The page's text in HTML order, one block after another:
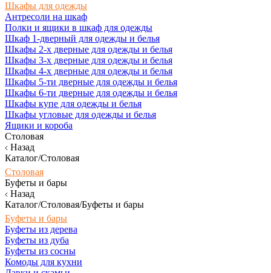
Шкафы для одежды
Антресоли на шкаф
Полки и ящики в шкаф для одежды
Шкаф 1-дверный для одежды и белья
Шкафы 2-х дверные для одежды и белья
Шкафы 3-х дверные для одежды и белья
Шкафы 4-х дверные для одежды и белья
Шкафы 5-ти дверные для одежды и белья
Шкафы 6-ти дверные для одежды и белья
Шкафы купе для одежды и белья
Шкафы угловые для одежды и белья
Ящики и короба
Столовая
Назад
Каталог/Столовая
Столовая
Буфеты и бары
Назад
Каталог/Столовая/Буфеты и бары
Буфеты и бары
Буфеты из дерева
Буфеты из дуба
Буфеты из сосны
Комоды для кухни